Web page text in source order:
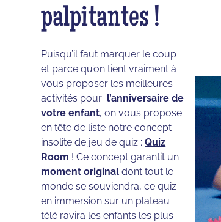
palpitantes !
Puisqu’il faut marquer le coup
et parce qu’on tient vraiment à
vous proposer les meilleures
activités pour l’anniversaire de
votre enfant, on vous propose
en tête de liste notre concept
insolite de jeu de quiz :Quiz
Room ! Ce concept garantit un
moment original dont tout le
monde se souviendra, ce quiz
en immersion sur un plateau
télé ravira les enfants les plus